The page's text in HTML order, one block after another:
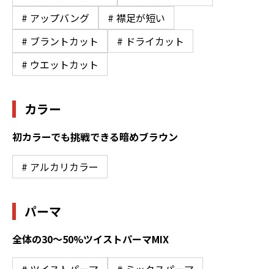
# アップバング
# 襟足が短い
# ブラントカット
# ドライカット
# ウエットカット
カラー
初カラーでも挑戦できる暗めブラウン
# アルカリカラー
パーマ
全体の30〜50%ツイストパーマMIX